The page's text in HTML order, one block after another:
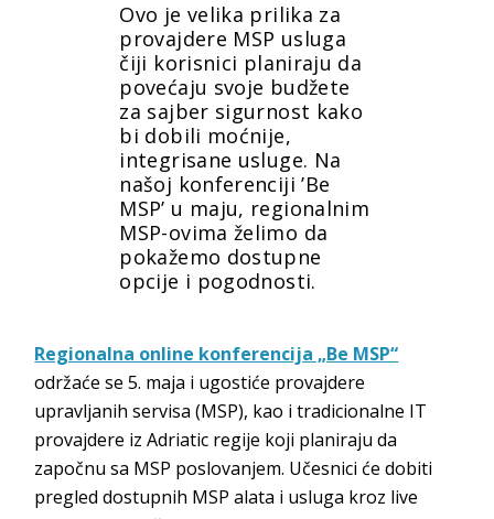
Ovo je velika prilika za
provajdere MSP usluga
čiji korisnici planiraju da
povećaju svoje budžete
za sajber sigurnost kako
bi dobili moćnije,
integrisane usluge. Na
našoj konferenciji ’Be
MSP’ u maju, regionalnim
MSP-ovima želimo da
pokažemo dostupne
opcije i pogodnosti.
Regionalna online konferencija „Be MSP“
održaće se 5. maja i ugostiće provajdere
upravljanih servisa (MSP), kao i tradicionalne IT
provajdere iz Adriatic regije koji planiraju da
započnu sa MSP poslovanjem. Učesnici će dobiti
pregled dostupnih MSP alata i usluga kroz live